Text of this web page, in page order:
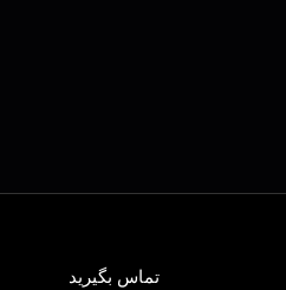
تماس بگیرید